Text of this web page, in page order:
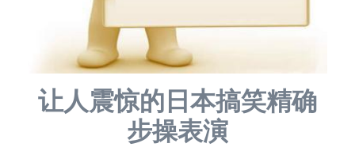
让人震惊的日本搞笑精确
步操表演